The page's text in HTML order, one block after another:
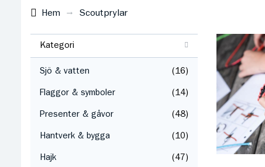
Hem Scoutprylar
Kategori
Sjö & vatten 16
Flaggor & symboler 14
Presenter & gåvor 48
Hantverk & bygga 10
Hajk 47